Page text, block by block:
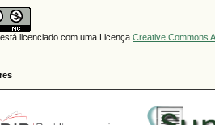
licenciado com uma LicençaCreative Commons